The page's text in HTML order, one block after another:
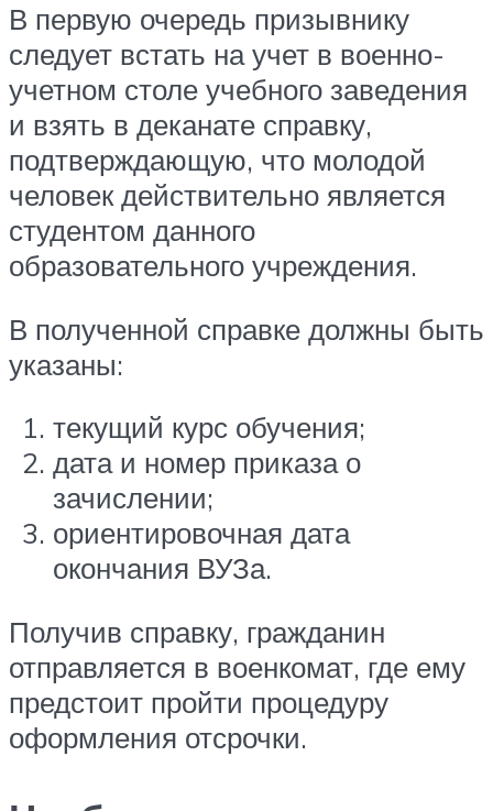
В первую очередь призывнику
следует встать на учет в военно-
учетном столе учебного заведения
и взять в деканате справку,
подтверждающую, что молодой
человек действительно является
студентом данного
образовательного учреждения.
В полученной справке должны быть
указаны:
текущий курс обучения;
дата и номер приказа о
зачислении;
ориентировочная дата
окончания ВУЗа.
Получив справку, гражданин
отправляется в военкомат, где ему
предстоит пройти процедуру
оформления отсрочки.